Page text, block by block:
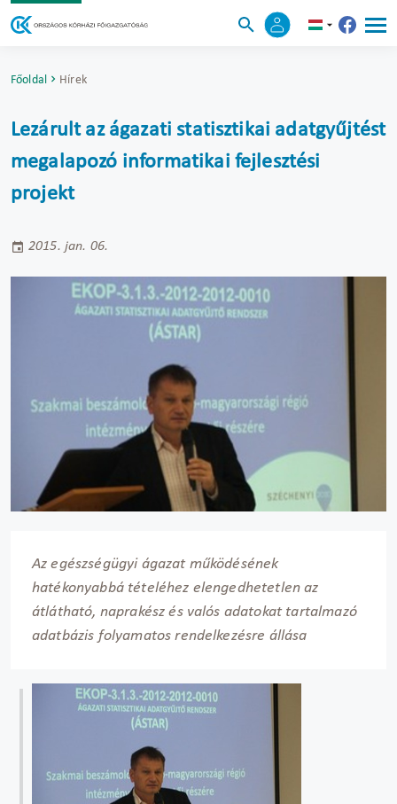
Főoldal Hírek
Lezárult az ágazati statisztikai adatgyűjtést
megalapozó informatikai fejlesztési
projekt
2015. jan. 06.
Az egészségügyi ágazat működésének
hatékonyabbá tételéhez elengedhetetlen az
átlátható, naprakész és valós adatokat tartalmazó
adatbázis folyamatos rendelkezésre állása